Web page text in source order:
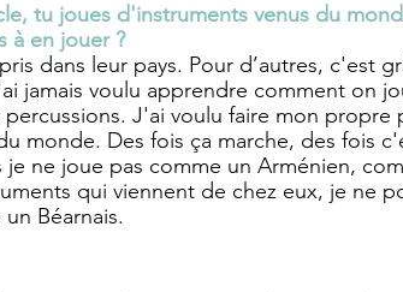
tu joues d'instruments venus du
à en jouer ?
dans leur pays. Pour d’autres, c'est
jamais voulu apprendre comment on
percussions. J'ai voulu faire mon
monde. Des fois ça marche, des fois
je ne joue pas comme un Arménien,
qui viennent de chez eux, je ne
Béarnais.